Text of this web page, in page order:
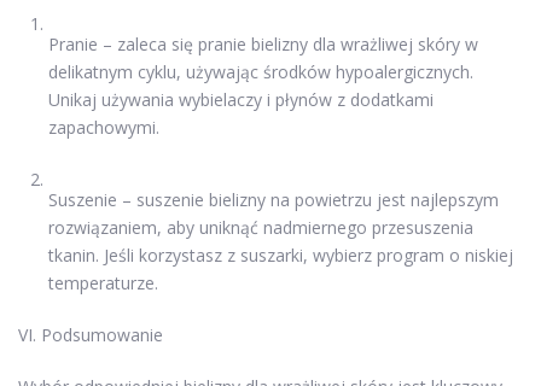
Pranie – zaleca się pranie bielizny dla wrażliwej skóry w
delikatnym cyklu, używając środków hypoalergicznych.
Unikaj używania wybielaczy i płynów z dodatkami
zapachowymi.
Suszenie – suszenie bielizny na powietrzu jest najlepszym
rozwiązaniem, aby uniknąć nadmiernego przesuszenia
tkanin. Jeśli korzystasz z suszarki, wybierz program o niskiej
temperaturze.
VI. Podsumowanie